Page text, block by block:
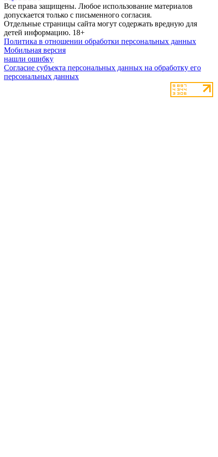
Все права защищены. Любое использование материалов
допускается только с письменного согласия.
Отдельные страницы сайта могут содержать вредную для
детей информацию. 18+
Политика в отношении обработки персональных данных
Мобильная версия
нашли ошибку
Согласие субъекта персональных данных на обработку его
персональных данных